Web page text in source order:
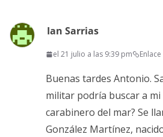
Ian Sarrias
el 21 julio a las 9:39 pm
Buenas tardes Antonio.
militar podría buscar a
carabinero del mar? Se
González Martínez,